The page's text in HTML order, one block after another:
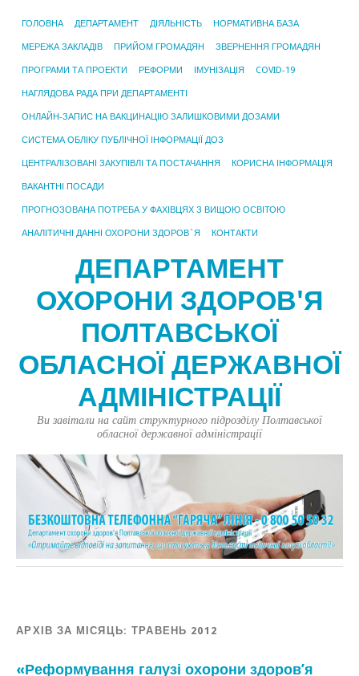
ГОЛОВНА ДЕПАРТАМЕНТ ДІЯЛЬНІСТЬ НОРМАТИВНА БАЗА
МЕРЕЖА ЗАКЛАДІВ ПРИЙОМ ГРОМАДЯН ЗВЕРНЕННЯ ГРОМАДЯН
ПРОГРАМИ ТА ПРОЕКТИ РЕФОРМИ ІМУНІЗАЦІЯ COVID-19
НАГЛЯДОВА РАДА ПРИ ДЕПАРТАМЕНТІ
ОНЛАЙН-ЗАПИС НА ВАКЦИНАЦІЮ ЗАЛИШКОВИМИ ДОЗАМИ
СИСТЕМА ОБЛІКУ ПУБЛІЧНОЇ ІНФОРМАЦІЇ ДОЗ
ЦЕНТРАЛІЗОВАНІ ЗАКУПІВЛІ ТА ПОСТАЧАННЯ КОРИСНА ІНФОРМАЦІЯ
ВАКАНТНІ ПОСАДИ
ПРОГНОЗОВАНА ПОТРЕБА У ФАХІВЦЯХ З ВИЩОЮ ОСВІТОЮ
АНАЛІТИЧНІ ДАННІ ОХОРОНИ ЗДОРОВ`Я КОНТАКТИ
ДЕПАРТАМЕНТ
ОХОРОНИ ЗДОРОВ'Я
ПОЛТАВСЬКОЇ
ОБЛАСНОЇ ДЕРЖАВНОЇ
АДМІНІСТРАЦІЇ
Ви завітали на сайт структурного підрозділу Полтавської
обласної державної адміністрації
АРХІВ ЗА МІСЯЦЬ: ТРАВЕНЬ 2012
«Реформування галузі охорони здоров’я